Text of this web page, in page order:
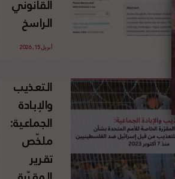
الإسرائيلي
غير
القانوني
الفلسطينية
القانوني
الراسخ
للاجئين
وحقهم
في العودة
بموجب
القانون
الدولي
أبريل 15, 2026
التعذيب
والإبادة
الجماعية:
ملخّص
تقرير